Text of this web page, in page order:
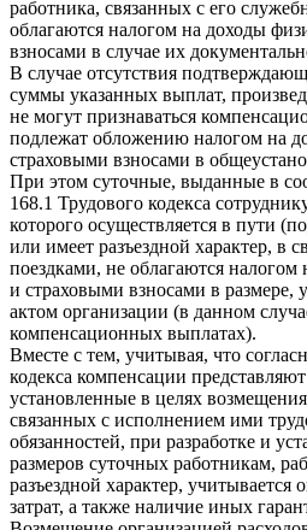
работника, связанных с его
облагаются налогом на доходы
взносами в случае их
В случае отсутствия
суммы указанных выплат,
не могут признаваться
подлежат обложению налогом на
страховыми взносами в
При этом суточные, выданные в
168.1 Трудового кодекса
которого осуществляется в пути
или имеет разъездной характер, в
поездками, не облагаются
и страховыми взносами в размере,
актом организации (в данном
компенсационных выплатах).
Вместе с тем, учитывая, что
кодекса компенсации
установленные в целях
связанных с исполнением ими
обязанностей, при разработке и
размеров суточных работникам,
разъездной характер, учитывается
затрат, а также наличие иных